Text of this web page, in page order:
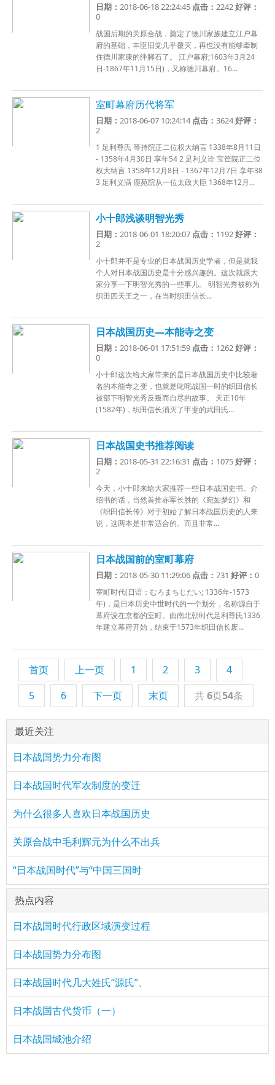
日期： 2018-06-18 22:24:45 点击： 2242好评：
0
战国后期的关原合战，奠定了德川家族建立江户幕
府的基础，丰臣旧党几乎覆灭，再也没有能够牵制
住德川家康的绊脚石了。 江户幕府;1603年3月24
日-1867年11月15日)，又称德川幕府。16...
室町幕府历代将军
日期： 2018-06-07 10:24:14 点击：3624好评：
2
1 足利尊氏 等持院正二位权大纳言 1338年8月11日
- 1358年4月30日 享年54 2 足利义诠 宝筐院正二位
权大纳言 1358年12月8日 - 1367年12月7日 享年38
3 足利义满 鹿苑院从一位太政大臣 1368年12月...
小十郎浅谈明智光秀
日期： 2018-06-01 18:20:07 点击： 1192好评：
2
小十郎并不是专业的日本战国历史学者，但是就我
个人对日本战国历史是十分感兴趣的。这次就跟大
家分享一下明智光秀的一些事儿。 明智光秀被称为
织田四天王之一，在当时织田信长...
日本战国历史—本能寺之变
日期： 2018-06-01 17:51:59 点击： 1262好评：
0
小十郎这次给大家带来的是日本战国历史中比较著
名的本能寺之变，也就是叱咤战国一时的织田信长
被部下明智光秀反叛而自尽的故事。 天正10年
(1582年)，织田信长消灭了甲斐的武田氏...
日本战国史书推荐阅读
日期： 2018-05-31 22:16:31 点击： 1075好评：
2
今天，小十郎来给大家推荐一些日本战国史书。介
绍书的话，当然首推赤军长胜的《宛如梦幻》和
《织田信长传》对于初始了解日本战国历史的人来
说，这两本是非常适合的。而且非常...
日本战国前的室町幕府
日期： 2018-05-30 11:29:06 点击：731好评：0
室町时代(日语：むろまちじだい; 1336年-1573
年)，是日本历史中世时代的一个划分，名称源自于
幕府设在京都的室町。由南北朝时代足利尊氏1336
年建立幕府开始，结束于1573年织田信长废...
首页 上一页 1 2 3
4
5
6 下一页 末页 共6页54条
最近关注
日本战国势力分布图
日本战国时代军农制度的变迁
为什么很多人喜欢日本战国历史
关原合战中毛利辉元为什么不出兵
“日本战国时代”与“中国三国时
热点内容
日本战国时代行政区域演变过程
日本战国势力分布图
日本战国时代几大姓氏“源氏”、
日本战国古代货币（一）
日本战国城池介绍